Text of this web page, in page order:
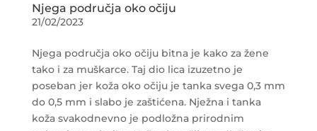
Njega područja oko očiju
21/02/2023
Njega područja oko očiju bitna je kako za žene
tako i za muškarce. Taj dio lica izuzetno je
poseban jer koža oko očiju je tanka svega 0,3 mm
do 0,5 mm i slabo je zaštićena. Nježna i tanka
koža svakodnevno je podložna prirodnim